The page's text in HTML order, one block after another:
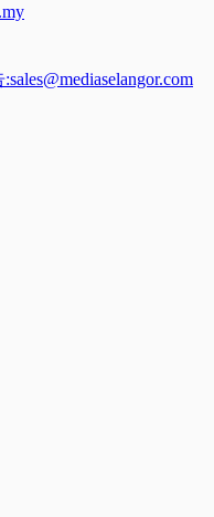
:sales@mediaselangor.com